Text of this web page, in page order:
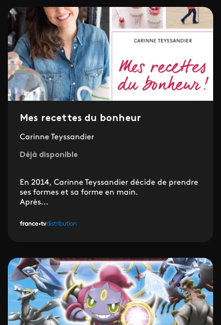
Mes recettes du bonheur
Carinne Teyssandier
Déjà disponible
En 2014, Carinne Teyssandier décide de prendre
ses formes et sa forme en main.
Après...